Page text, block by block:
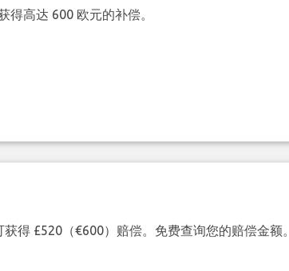
得高达 600 欧元的补偿。
得 £520（€600）赔偿。免费查询您的赔偿金额。